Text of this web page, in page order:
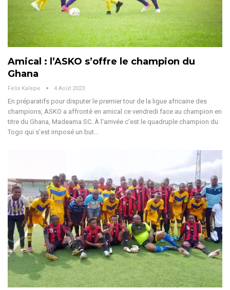
Amical : l’ASKO s’offre le champion du
Ghana
Felix Kalepe 4 Août 2023
En préparatifs pour disputer le premier tour de la ligue africaine des
champions, ASKO a affronté en amical ce vendredi face au champion en
titre du Ghana, Madeama SC. À l'arrivée c'est le quadruple champion du
Togo qui s'est imposé un but…